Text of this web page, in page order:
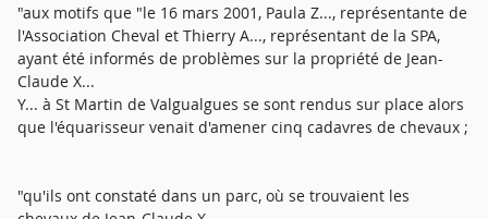
"aux motifs que "le 16 mars 2001, Paula Z..., représentante de
l'Association Cheval et Thierry A..., représentant de la SPA,
ayant été informés de problèmes sur la propriété de Jean-
Claude X...
Y... à St Martin de Valgualgues se sont rendus sur place alors
que l'équarisseur venait d'amener cinq cadavres de chevaux ;
"qu'ils ont constaté dans un parc, où se trouvaient les